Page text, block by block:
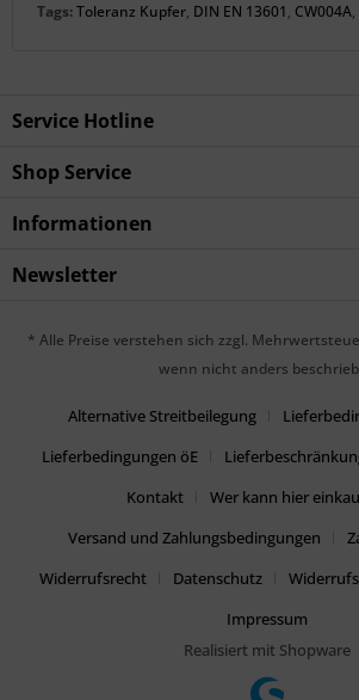
Tags:Toleranz Kupfer, DIN EN 13601, CW004A,
Service Hotline
Shop Service
Informationen
Newsletter
* Alle Preise verstehen sich zzgl.
wenn nicht anders
Alternative Streitbeilegung
Lieferbedingungen öE
Kontakt
Wer kann hier
Versand und Zahlungsbedingungen
Widerrufsrecht
Datenschutz
Impressum
Realisiert mit Shopware